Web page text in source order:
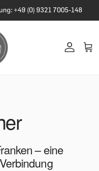
+49 (0) 9321 7005-148
– eine